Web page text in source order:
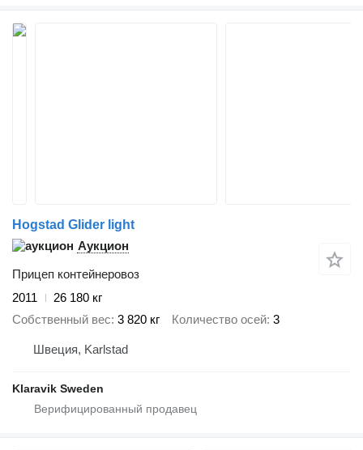
Hogstad Glider light
Аукцион
Прицеп контейнеровоз
2011
26 180 кг
Собственный вес 3 820 кг Количество осей 3
Швеция, Karlstad
Klaravik Sweden